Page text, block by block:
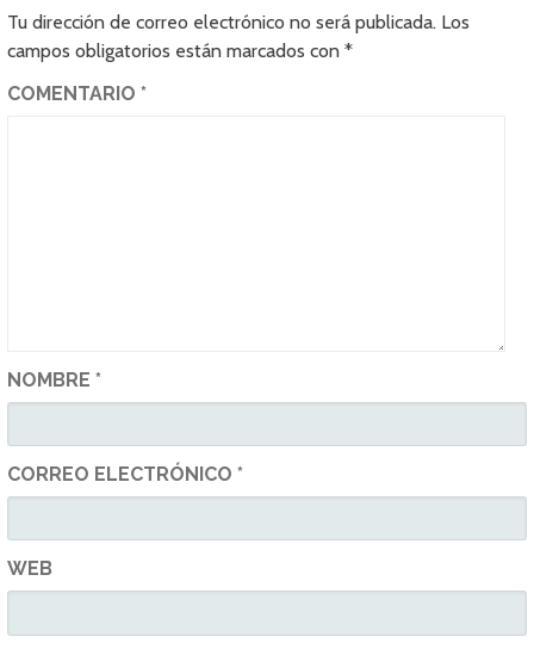
Tu dirección de correo electrónico no será publicada. Los
campos obligatorios están marcados con*
COMENTARIO*
NOMBRE*
CORREO ELECTRÓNICO*
WEB